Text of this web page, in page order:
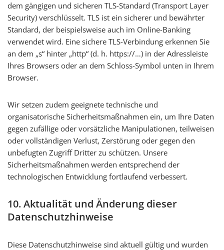
dem gängigen und sicheren TLS-Standard (Transport Layer
Security) verschlüsselt. TLS ist ein sicherer und bewährter
Standard, der beispielsweise auch im Online-Banking
verwendet wird. Eine sichere TLS-Verbindung erkennen Sie
an dem „s“ hinter „http“ (d. h. https://…) in der Adressleiste
Ihres Browsers oder an dem Schloss-Symbol unten in Ihrem
Browser.
Wir setzen zudem geeignete technische und
organisatorische Sicherheitsmaßnahmen ein, um Ihre Daten
gegen zufällige oder vorsätzliche Manipulationen, teilweisen
oder vollständigen Verlust, Zerstörung oder gegen den
unbefugten Zugriff Dritter zu schützen. Unsere
Sicherheitsmaßnahmen werden entsprechend der
technologischen Entwicklung fortlaufend verbessert.
10. Aktualität und Änderung dieser
Datenschutzhinweise
Diese Datenschutzhinweise sind aktuell gültig und wurden